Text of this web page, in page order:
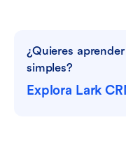
¿Quieres
simples?
Explora Lark